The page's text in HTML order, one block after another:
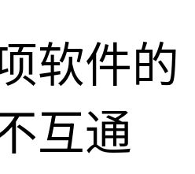
件的
互通